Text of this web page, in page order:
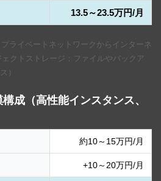
13.5～23.5万円/月
ライベートネットワークからインターネ
クトストレージ：ファイルやバックア
）
成（高性能インスタンス、
約10～15万円/月
+10～20万円/月